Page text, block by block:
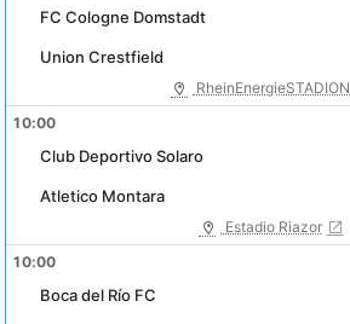
FC Cologne Domstadt
Union Crestfield
RheinEnergieSTADION
10:00
Club Deportivo Solaro
Atletico Montara
Estadio Riazor
10:00
Boca del Río FC